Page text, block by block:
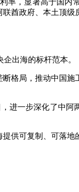
酋政府、本土顶
出海的标杆范本。
格局，推动中国
进一步深化了中
供可复制、可落